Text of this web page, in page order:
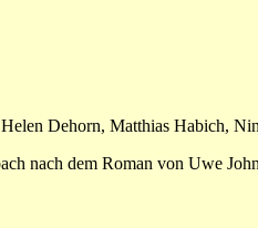
Dehorn, Matthias Habich,
nach dem Roman von Uwe